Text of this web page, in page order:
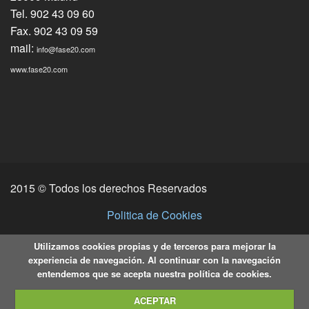
Tel. 902 43 09 60
Fax. 902 43 09 59
mail: info@fase20.com
www.fase20.com
2015 © Todos los derechos Reservados
Politica de Cookies
Utilizamos cookies propias y de terceros para mejorar la
experiencia de navegación. Al continuar con la navegación
entendemos que se acepta nuestra política de cookies.
ACEPTAR